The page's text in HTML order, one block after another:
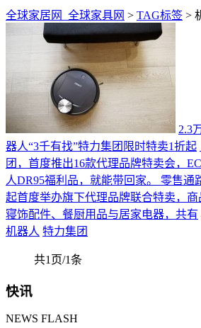
全球家居网_全球家具网 > TAG标签 >
2.3
器人“3千有找”特力集团限时特卖1折起
团，首度推出16款代理品牌特卖会，
人DR95福利品，就能带回家。 零售通
起首度举办旗下代理品牌联合特卖，商
寝饰配件、餐厨用品与居家电器，共有
机器人 特力集团
共1页/1条
快讯
NEWS FLASH